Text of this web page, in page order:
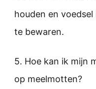
houden en
te bewaren.
5. Hoe kan ik mijn
op meelmotten?